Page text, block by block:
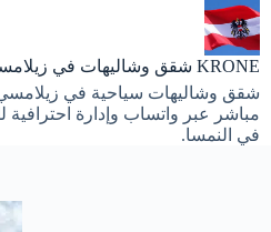
التجاوز
إلى
المحتوى
KRONE شقق وشاليهات في زيلامسي
شقق وشاليهات سياحية في
مباشر عبر واتساب وإدارة احترافية
في النمسا.